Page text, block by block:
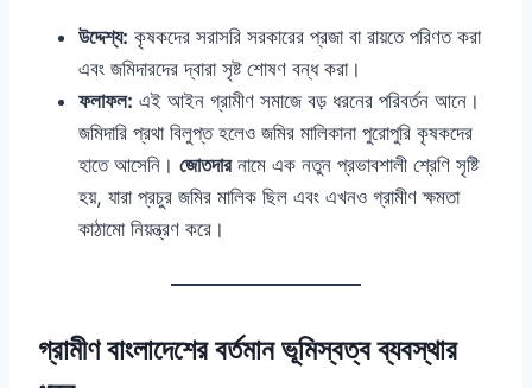
উদ্দেশ্য: কৃষকদের সরাসরি সরকারের প্রজা বা রায়তে পরিণত করা
এবং জমিদারদের দ্বারা সৃষ্ট শোষণ বন্ধ করা।
ফলাফল: এই আইন গ্রামীণ সমাজে বড় ধরনের পরিবর্তন আনে।
জমিদারি প্রথা বিলুপ্ত হলেও জমির মালিকানা পুরোপুরি কৃষকদের
হাতে আসেনি। জোতদারনামে এক নতুন প্রভাবশালী শ্রেণি সৃষ্টি
হয়, যারা প্রচুর জমির মালিক ছিল এবং এখনও গ্রামীণ ক্ষমতা
কাঠামো নিয়ন্ত্রণ করে।
গ্রামীণ বাংলাদেশের বর্তমান ভূমিস্বত্ব ব্যবস্থার